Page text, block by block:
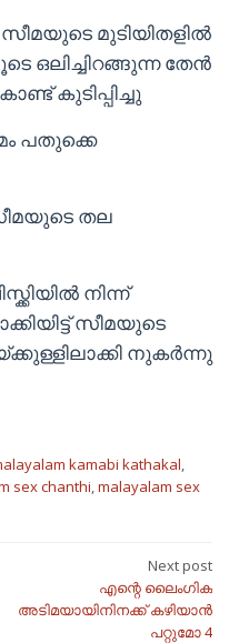
സീമയുടെ മുടിയിതളിൽ
ഒലിച്ചിറങ്ങുന്ന തേൻ
കുടിപ്പിച്ചു
പതുക്കെ
തല
നിന്ന്
സീമയുടെ
നുകർന്നു
kamabi kathakal,
sex chanthi,malayalam sex
Next post
എന്റെ ലൈംഗിക
അടിമയായിനിനക്ക് കഴിയാൻ
പറ്റുമോ 4